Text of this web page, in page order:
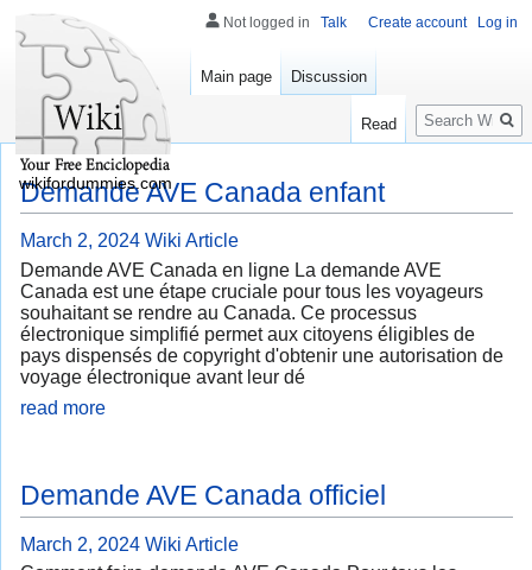
Demande AVE Canada enfant
March 2, 2024 Wiki Article
Demande AVE Canada en ligne La demande AVE
Canada est une étape cruciale pour tous les voyageurs
souhaitant se rendre au Canada. Ce processus
électronique simplifié permet aux citoyens éligibles de
pays dispensés de copyright d'obtenir une autorisation de
voyage électronique avant leur dé
read more
Demande AVE Canada officiel
March 2, 2024 Wiki Article
Not logged in Talk Create account Log in
Main page Discussion
Read
Search
wikifordummies.com